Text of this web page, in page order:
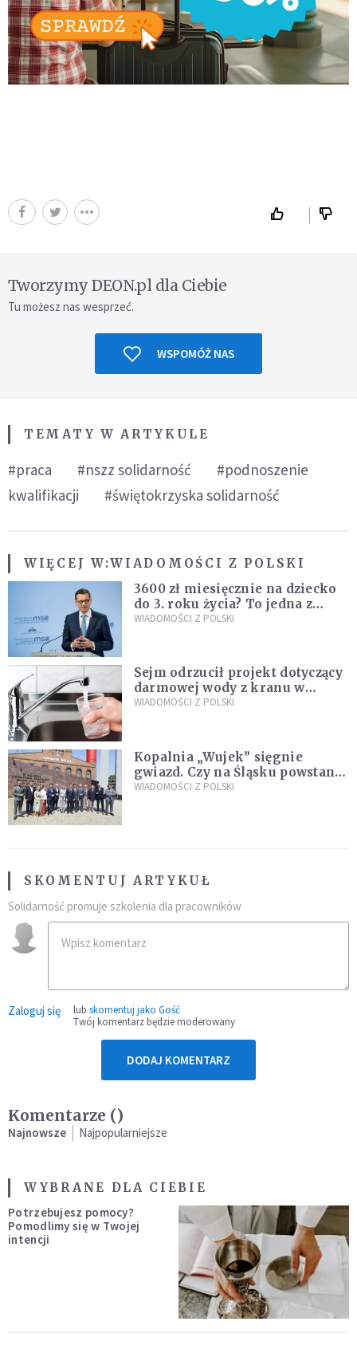
Tworzymy DEON.pl dla Ciebie
Tu możesz nas wesprzeć.
WSPOMÓŻ NAS
TEMATY W ARTYKULE
#praca #nszz solidarność
#podnoszenie
kwalifikacji
#świętokrzyska solidarność
WIĘCEJ W:WIADOMOŚCI Z POLSKI
3600 zł miesięcznie na dziecko
do 3. roku życia? To jedna z
propozycji programu "Rozwój
WIADOMOŚCI Z POLSKI
Sejm odrzucił projekt dotyczący
darmowej wody z kranu w
restauracjach
WIADOMOŚCI Z POLSKI
Kopalnia „Wujek” sięgnie
gwiazd. Czy na Śląsku powstanie
„Dolina Krzemowa”?
WIADOMOŚCI Z POLSKI
SKOMENTUJ ARTYKUŁ
Solidarność promuje szkolenia dla pracowników
Zaloguj się lub skomentuj jako Gość
Twój komentarz będzie moderowany
DODAJ KOMENTARZ
Komentarze ()
Najnowsze Najpopularniejsze
WYBRANE DLA CIEBIE
Potrzebujesz pomocy?
Pomodlimy się w Twojej
intencji